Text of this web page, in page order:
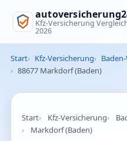
Kfz-Versicherung
2026
Start Kfz-Versicherung
88677 Markdorf (Baden)
Start Kfz-Versicherung
Markdorf (Baden)